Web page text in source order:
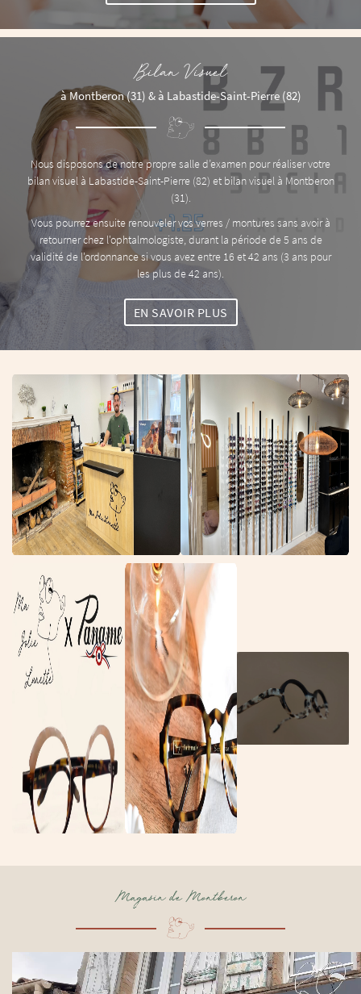
Bilan Visuel
à Montberon (31) & à Labastide-Saint-Pierre (82)
Nous disposons de notre propre salle d’examen pour réaliser votre
bilan visuel à Labastide-Saint-Pierre (82) et bilan visuel à Montberon
(31).
Vous pourrez ensuite renouveler vos verres / montures sans avoir à
retourner chez l'ophtalmologiste, durant la période de 5 ans de
validité de l'ordonnance si vous avez entre 16 et 42 ans (3 ans pour
les plus de 42 ans).
EN SAVOIR PLUS
Magasin de Montberon